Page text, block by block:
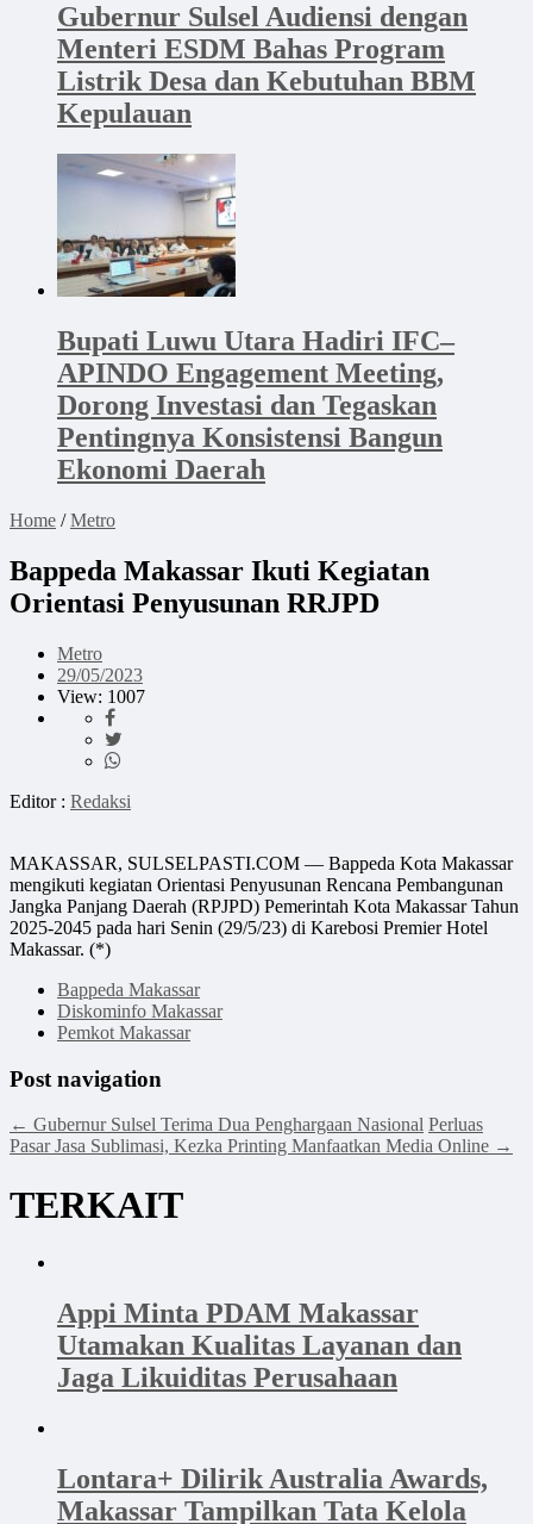
Gubernur Sulsel Audiensi dengan
Menteri ESDM Bahas Program
Listrik Desa dan Kebutuhan BBM
Kepulauan
Bupati Luwu Utara Hadiri IFC–
APINDO Engagement Meeting,
Dorong Investasi dan Tegaskan
Pentingnya Konsistensi Bangun
Ekonomi Daerah
Home /Metro
Bappeda Makassar Ikuti Kegiatan
Orientasi Penyusunan RRJPD
Metro
29/05/2023
View: 1007
Editor : Redaksi
MAKASSAR, SULSELPASTI.COM — Bappeda Kota Makassar
mengikuti kegiatan Orientasi Penyusunan Rencana Pembangunan
Jangka Panjang Daerah (RPJPD) Pemerintah Kota Makassar Tahun
2025-2045 pada hari Senin (29/5/23) di Karebosi Premier Hotel
Makassar. (*)
Bappeda Makassar
Diskominfo Makassar
Pemkot Makassar
Post navigation
← Gubernur Sulsel Terima Dua Penghargaan Nasional Perluas
Pasar Jasa Sublimasi, Kezka Printing Manfaatkan Media Online →
TERKAIT
Appi Minta PDAM Makassar
Utamakan Kualitas Layanan dan
Jaga Likuiditas Perusahaan
Lontara+ Dilirik Australia Awards,
Makassar Tampilkan Tata Kelola